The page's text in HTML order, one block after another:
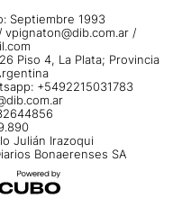
Septiembre 1993
/ vpignaton@dib.com.ar /
Piso 4, La Plata; Provincia
+5492215031783
Julián Irazoqui
Bonaerenses SA